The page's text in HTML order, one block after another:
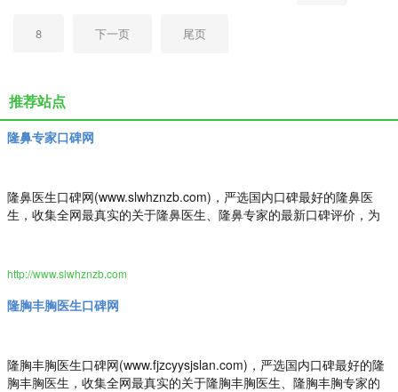
8 下一页 尾页
推荐站点
隆鼻专家口碑网
隆鼻医生口碑网(www.slwhznzb.com)，严选国内口碑最好的隆鼻医
生，收集全网最真实的关于隆鼻医生、隆鼻专家的最新口碑评价，为
http://www.slwhznzb.com
隆胸丰胸医生口碑网
隆胸丰胸医生口碑网(www.fjzcyysjslan.com)，严选国内口碑最好的隆
胸丰胸医生，收集全网最真实的关于隆胸丰胸医生、隆胸丰胸专家的